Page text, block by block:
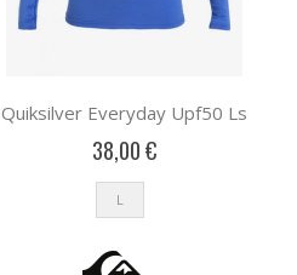
Quiksilver Everyday Upf50 Ls
38,00 €
L